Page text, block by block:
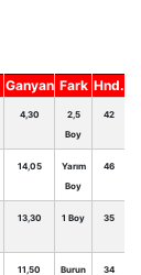
Ganyan Fark Hnd.
4,30
2,5
Boy
42
14,05
Yarım
Boy
46
13,30 1 Boy 35
11,50 Burun 34